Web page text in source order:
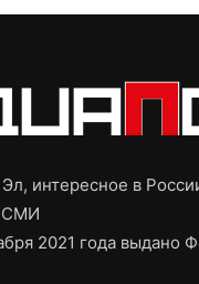
интересное в
СМИ
2021 года выдано